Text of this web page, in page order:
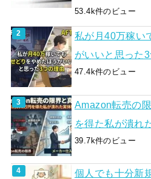
53.4k件のビュー
私が月40万稼い
がいいと思った
47.4k件のビュー
Amazon転売の
を得た私が潰れ
39.7k件のビュー
個人でも十分新